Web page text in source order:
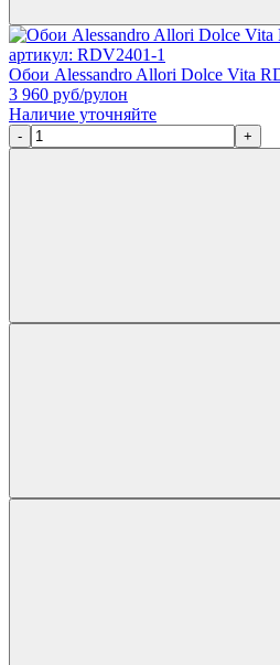
артикул: RDV2401-1
Обои Alessandro Allori Dolce Vita
3 960 руб/рулон
Наличие уточняйте
- +